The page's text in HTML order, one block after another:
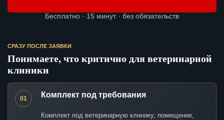
Бесплатно · 15 минут · без обязательств
СРАЗУ ПОСЛЕ ЗАЯВКИ
Понимаете, что критично для ветеринарной
клиники
01 Комплект под требования
Комплект под ветеринарную клинику, помещение,